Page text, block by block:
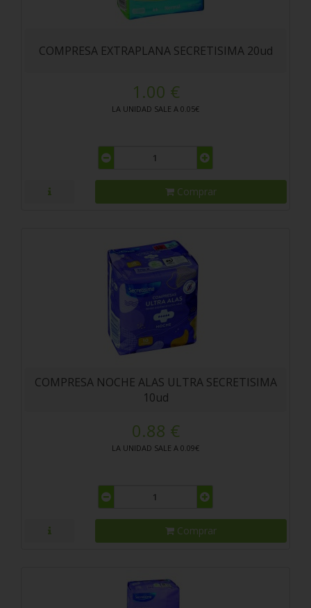
COMPRESA EXTRAPLANA SECRETISIMA 20ud
1.00 €
LA UNIDAD SALE A 0.05€
Comprar
COMPRESA NOCHE ALAS ULTRA SECRETISIMA
10ud
0.88 €
LA UNIDAD SALE A 0.09€
Comprar